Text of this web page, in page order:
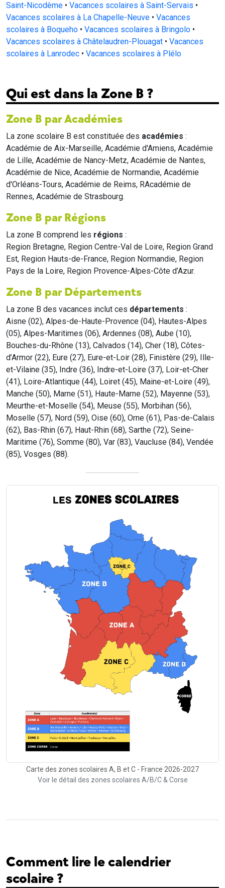
Saint-Nicodème • Vacances scolaires à Saint-Servais •
Vacances scolaires à La Chapelle-Neuve • Vacances
scolaires à Boqueho • Vacances scolaires à Bringolo •
Vacances scolaires à Châtelaudren-Plouagat • Vacances
scolaires à Lanrodec • Vacances scolaires à Plélo
Qui est dans la Zone B ?
Zone B par Académies
La zone scolaire B est constituée des académies :
Académie de Aix-Marseille, Académie d'Amiens, Académie
de Lille, Académie de Nancy-Metz, Académie de Nantes,
Académie de Nice, Académie de Normandie, Académie
d'Orléans-Tours, Académie de Reims, RAcadémie de
Rennes, Académie de Strasbourg.
Zone B par Régions
La zone B comprend les régions :
Region Bretagne, Region Centre-Val de Loire, Region Grand
Est, Region Hauts-de-France, Region Normandie, Region
Pays de la Loire, Region Provence-Alpes-Côte d’Azur.
Zone B par Départements
La zone B des vacances inclut ces départements :
Aisne (02), Alpes-de-Haute-Provence (04), Hautes-Alpes
(05), Alpes-Maritimes (06), Ardennes (08), Aube (10),
Bouches-du-Rhône (13), Calvados (14), Cher (18), Côtes-
d’Armor (22), Eure (27), Eure-et-Loir (28), Finistère (29), Ille-
et-Vilaine (35), Indre (36), Indre-et-Loire (37), Loir-et-Cher
(41), Loire-Atlantique (44), Loiret (45), Maine-et-Loire (49),
Manche (50), Marne (51), Haute-Marne (52), Mayenne (53),
Meurthe-et-Moselle (54), Meuse (55), Morbihan (56),
Moselle (57), Nord (59), Oise (60), Orne (61), Pas-de-Calais
(62), Bas-Rhin (67), Haut-Rhin (68), Sarthe (72), Seine-
Maritime (76), Somme (80), Var (83), Vaucluse (84), Vendée
(85), Vosges (88).
Carte des zones scolaires A, B et C - France 2026-2027
Voir le détail des zones scolaires A/B/C & Corse
Comment lire le calendrier
scolaire ?